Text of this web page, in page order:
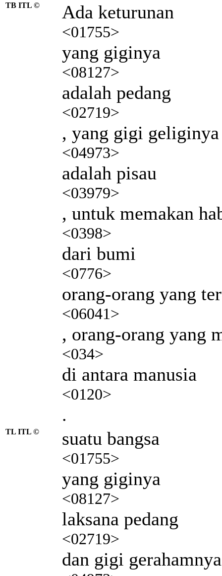
TB ITL © Ada keturunan
<01755>
yang giginya
<08127>
adalah pedang
<02719>
, yang gigi geliginya
<04973>
adalah pisau
<03979>
, untuk memakan
<0398>
dari bumi
<0776>
orang-orang yang
<06041>
, orang-orang yang
<034>
di antara manusia
<0120>
.
TL ITL © suatu bangsa
<01755>
yang giginya
<08127>
laksana pedang
<02719>
dan gigi gerahamnya